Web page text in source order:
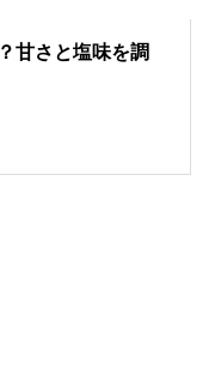
甘さと塩味を調